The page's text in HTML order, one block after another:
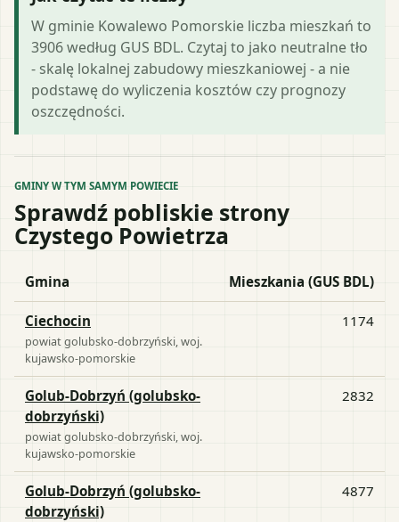
W gminie Kowalewo Pomorskie liczba mieszkań to
3906 według GUS BDL. Czytaj to jako neutralne tło
- skalę lokalnej zabudowy mieszkaniowej - a nie
podstawę do wyliczenia kosztów czy prognozy
oszczędności.
GMINY W TYM SAMYM POWIECIE
Sprawdź pobliskie strony
Czystego Powietrza
Gmina Mieszkania (GUS BDL)
Ciechocin
powiatgolubsko-dobrzyński , woj.
kujawsko-pomorskie
1174
Golub-Dobrzyń (golubsko-
dobrzyński)
powiatgolubsko-dobrzyński , woj.
kujawsko-pomorskie
2832
Golub-Dobrzyń (golubsko-
dobrzyński)
4877